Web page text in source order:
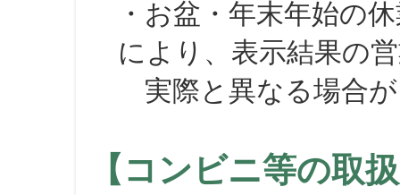
・お盆・年末年始の
により、表示結果の
実際と異なる場合が
【コンビニ等の取